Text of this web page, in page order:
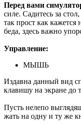
Перед вами
силе. Садитесь за
так прост как
беда, здесь важно
Управление:
МЫШЬ
Издавна данный вид
клавишу на экране до
Пусть нелепо
жать на одну и ту же